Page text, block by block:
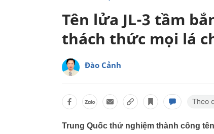
Tên lửa JL-3 tầm
thách thức mọi lá
Đào Cảnh
Trung Quốc thử nghiệm thành công